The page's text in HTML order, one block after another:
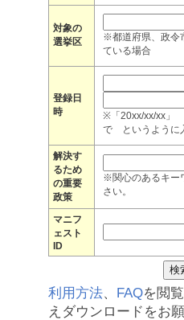
対象の
選挙区
※都道府県、政令
ている場合
登録日
時
※「20xx/xx/xx」
で というように
解決す
るため
の重要
政策
※関心のあるキー
さい。
マニフ
ェスト
ID
利用方法、 FAQを閲
えダウンロードをお